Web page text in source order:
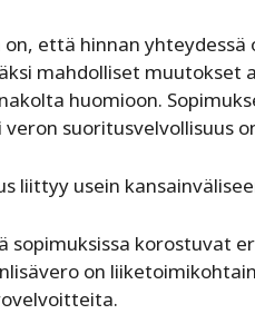
että hinnan
mahdolliset
huomioon.
suoritusvelvollisuus
liittyy usein
sopimuksissa korostuvat
on